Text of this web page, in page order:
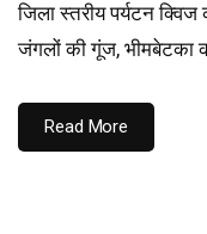
जिला स्तरीय पर्यटन
जंगलों की गूंज, भीमबेटका
Read More